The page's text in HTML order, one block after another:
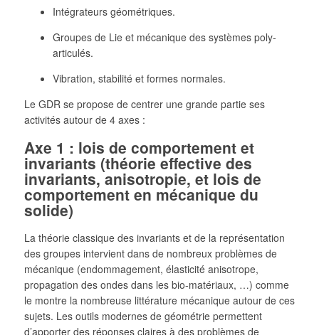
Intégrateurs géométriques.
Groupes de Lie et mécanique des systèmes poly-
articulés.
Vibration, stabilité et formes normales.
Le GDR se propose de centrer une grande partie ses
activités autour de 4 axes :
Axe 1 : lois de comportement et
invariants (théorie effective des
invariants, anisotropie, et lois de
comportement en mécanique du
solide)
La théorie classique des invariants et de la représentation
des groupes intervient dans de nombreux problèmes de
mécanique (endommagement, élasticité anisotrope,
propagation des ondes dans les bio-matériaux, …) comme
le montre la nombreuse littérature mécanique autour de ces
sujets. Les outils modernes de géométrie permettent
d’apporter des réponses claires à des problèmes de